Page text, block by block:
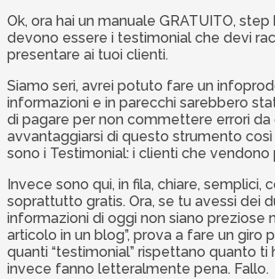
Ok, ora hai un manuale GRATUITO,
devono essere i testimonial che devi
presentare ai tuoi clienti.
Siamo seri, avrei potuto fare un
informazioni e in parecchi sarebbero
di pagare per non commettere errori
avvantaggiarsi di questo strumento
sono i Testimonial: i clienti che vendono
Invece sono qui, in fila, chiare, semplici,
soprattutto gratis. Ora, se tu avessi dei
informazioni di oggi non siano preziose
articolo in un blog”, prova a fare un giro
quanti “testimonial” rispettano quanto ti
invece fanno letteralmente pena. Fallo.